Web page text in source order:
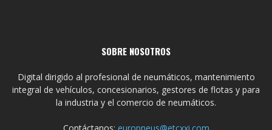
SOBRE NOSOTROS
Digital dirigido al profesional de neumáticos, mantenimiento
integral de vehículos, concesionarios, gestores de flotas y para
la industria y el comercio de neumáticos.